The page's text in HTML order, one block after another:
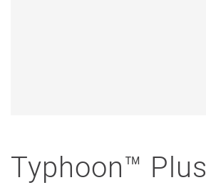
Typhoon™ Plus